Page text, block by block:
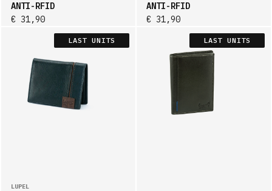
ANTI-RFID
€ 31,90
ANTI-RFID
€ 31,90
LAST UNITS
LUPEL
LAST UNITS